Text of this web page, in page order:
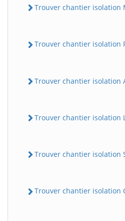
Trouver chantier isolation
Trouver chantier isolation
Trouver chantier isolation
Trouver chantier isolation
Trouver chantier isolation
Trouver chantier isolation